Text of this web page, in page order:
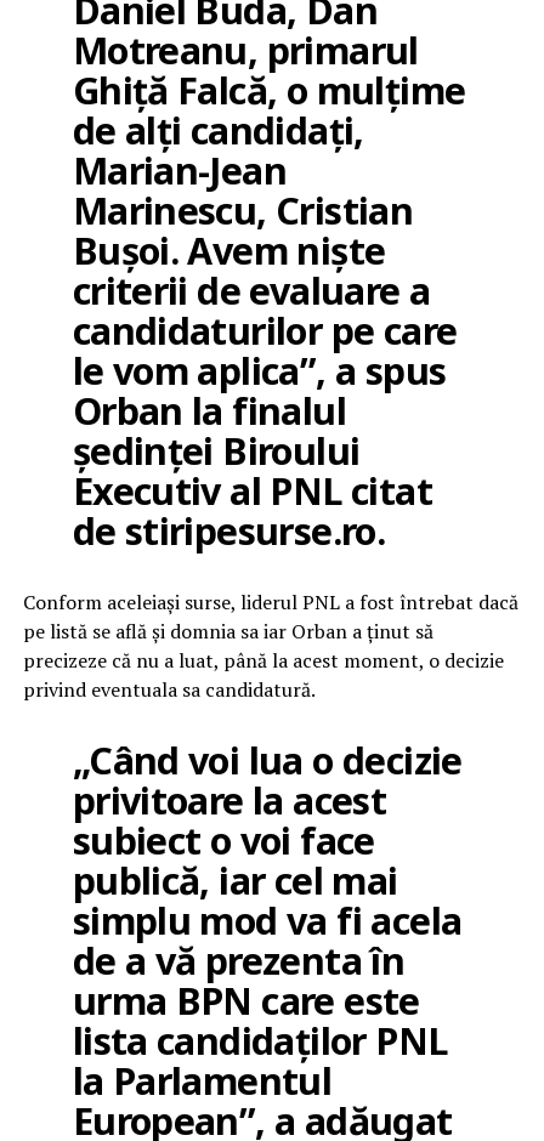
Motreanu, primarul
Ghiţă Falcă, o mulțime
de alți candidați,
Marian-Jean
Marinescu, Cristian
Buşoi. Avem nişte
criterii de evaluare a
candidaturilor pe care
le vom aplica”, a spus
Orban la finalul
şedinţei Biroului
Executiv al PNL citat
de stiripesurse.ro.
Conform aceleiași surse, liderul PNL a fost întrebat dacă
pe listă se află și domnia sa iar Orban a ținut să
precizeze că nu a luat, până la acest moment, o decizie
privind eventuala sa candidatură.
„Când voi lua o decizie
privitoare la acest
subiect o voi face
publică, iar cel mai
simplu mod va fi acela
de a vă prezenta în
urma BPN care este
lista candidaților PNL
la Parlamentul
European”, a adăugat